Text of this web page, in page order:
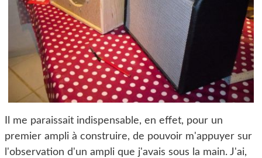
Il me paraissait indispensable, en effet, pour un
premier ampli à construire, de pouvoir m'appuyer sur
l'observation d'un ampli que j'avais sous la main. J'ai,